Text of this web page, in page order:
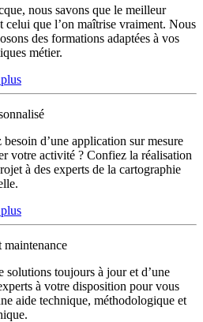
nous savons que le meilleur
celui que l’on maîtrise vraiment. Nous
des formations adaptées à vos
métier.
besoin d’une application sur mesure
votre activité ? Confiez la réalisation
à des experts de la cartographie
maintenance
solutions toujours à jour et d’une
à votre disposition pour vous
aide technique, méthodologique et